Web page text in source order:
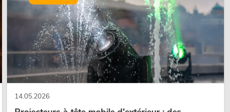
14.05.2026